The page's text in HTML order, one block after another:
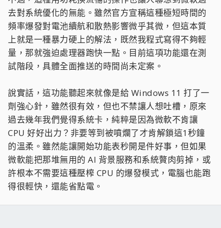
去對系統優化的無能。雖然官方宣稱這種極短時間的
頻率爆發對電池續航和散熱影響微乎其微，但這本質
上就是一種暴力硬上的解法，既然我程式寫得不夠輕
量，那就強迫處理器跑快一點。目前這項功能還在測
試階段，具體全面推送的時間尚未定案。
說實話，這功能聽起來就像是給 Windows 11 打了一
劑強心針，雖然很有效，但也不禁讓人想吐槽，原來
過去幾年我們覺得系統卡，純粹是因為微軟不肯讓
CPU 好好出力？非要等到被噴爛了才肯解鎖這1秒鐘
的溫柔。雖然能讓開始功能表秒開是件好事，但如果
微軟能把那堆無用的 AI 背景服務和系統贅肉剪掉，或
許根本不需要這種壓榨 CPU 的爆發模式，電腦也能跑
得很輕快，還能省點電。